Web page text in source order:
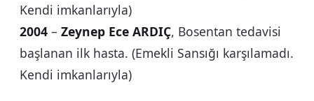
Kendi imkanlarıyla)
2004 – Zeynep Ece ARDIÇ, Bosentan tedavisi
başlanan ilk hasta. (Emekli Sansığı karşılamadı.
Kendi imkanlarıyla)